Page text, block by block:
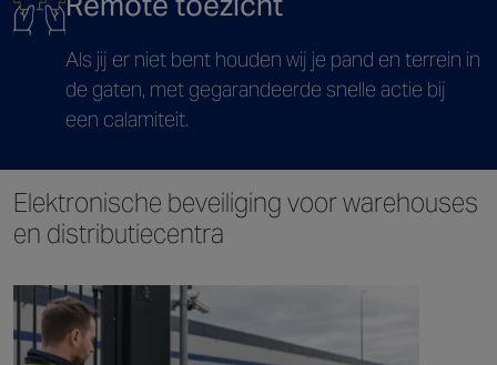
Als jij er niet bent houden wij je pand en terrein in
de gaten, met gegarandeerde snelle actie bij
een calamiteit.
Elektronische beveiliging voor warehouses
en distributiecentra